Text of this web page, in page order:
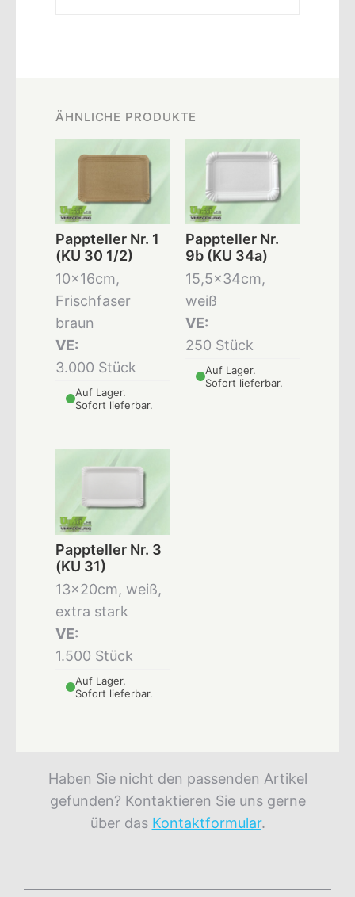
ÄHNLICHE PRODUKTE
Pappteller Nr. 1
(KU 30 1/2)
10x16cm,
Frischfaser
braun
VE:
3.000 Stück
Auf Lager.
Sofort lieferbar.
Pappteller Nr.
9b (KU 34a)
15,5x34cm,
weiß
VE:
250 Stück
Auf Lager.
Sofort lieferbar.
Pappteller Nr. 3
(KU 31)
13x20cm, weiß,
extra stark
VE:
1.500 Stück
Auf Lager.
Sofort lieferbar.
Haben Sie nicht den passenden Artikel
gefunden? Kontaktieren Sie uns gerne
über das Kontaktformular.